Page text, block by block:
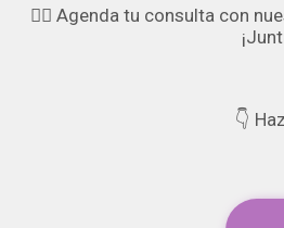
👩‍⚕️ Agenda tu consulta con
👇